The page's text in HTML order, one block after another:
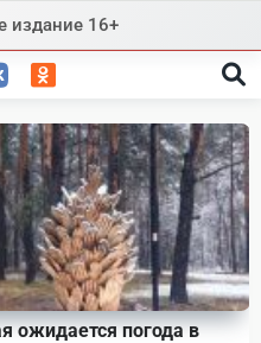
издание 16+
ожидается погода в